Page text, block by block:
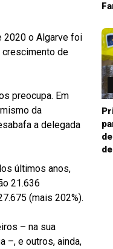
2020 o Algarve foi
crescimento de
preocupa. Em
da
a delegada
últimos anos,
21.636
(mais 202%).
– na sua
–, e outros, ainda,